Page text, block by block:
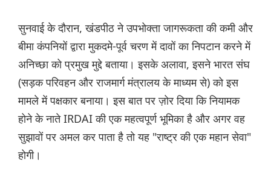
सुनवाई के दौरान, खंडपीठ ने उपभोक्ता जागरूकता की कमी और
बीमा कंपनियों द्वारा मुकदमे-पूर्व चरण में दावों का निपटान करने में
अनिच्छा को प्रमुख मुद्दे बताया। इसके अलावा, इसने भारत संघ
(सड़क परिवहन और राजमार्ग मंत्रालय के माध्यम से) को इस
मामले में पक्षकार बनाया। इस बात पर ज़ोर दिया कि नियामक
होने के नाते IRDAI की एक महत्वपूर्ण भूमिका है और अगर वह
सुझावों पर अमल कर पाता है तो यह "राष्ट्र की एक महान सेवा"
होगी।